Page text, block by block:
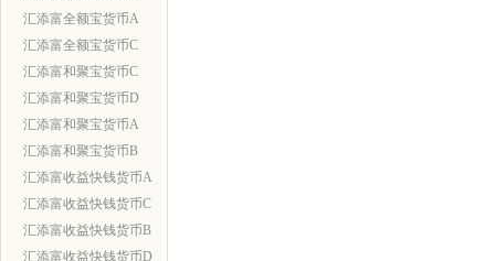
汇添富全额宝货币A
汇添富全额宝货币C
汇添富和聚宝货币C
汇添富和聚宝货币D
汇添富和聚宝货币A
汇添富和聚宝货币B
汇添富收益快钱货币A
汇添富收益快钱货币C
汇添富收益快钱货币B
汇添富收益快钱货币D